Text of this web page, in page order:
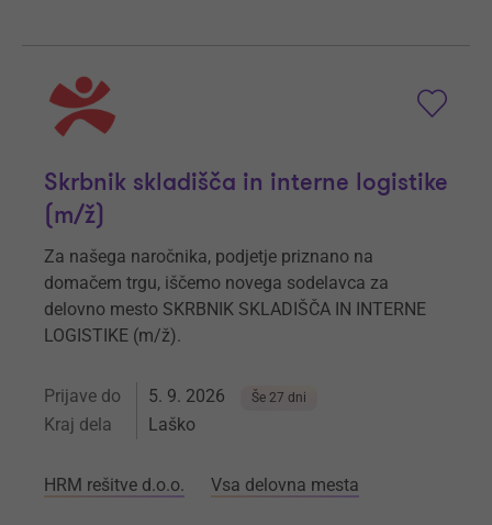
Skrbnik skladišča in interne logistike
(m/ž)
Za našega naročnika, podjetje priznano na
domačem trgu, iščemo novega sodelavca za
delovno mesto SKRBNIK SKLADIŠČA IN INTERNE
LOGISTIKE (m/ž).
Prijave do 5. 9. 2026 Še 27 dni
Kraj dela Laško
HRM rešitve d.o.o. Vsa delovna mesta